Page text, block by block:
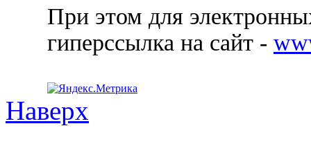
При этом для
гиперссылка на сайт -
Наверх